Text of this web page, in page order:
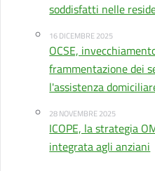
soddisfatti nelle
16 DICEMBRE 2025
OCSE,
frammentazione dei
l'assistenza
28 NOVEMBRE 2025
ICOPE, la strategia
integrata agli anziani